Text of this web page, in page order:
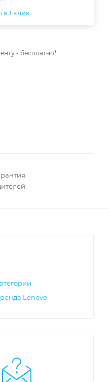
в 1 клик
- бесплатно*
Lenovo